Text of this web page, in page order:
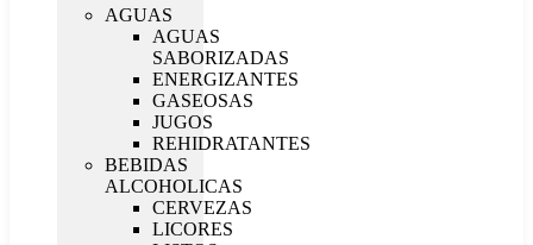
AGUAS
AGUAS
SABORIZADAS
ENERGIZANTES
GASEOSAS
JUGOS
REHIDRATANTES
BEBIDAS
ALCOHOLICAS
CERVEZAS
LICORES